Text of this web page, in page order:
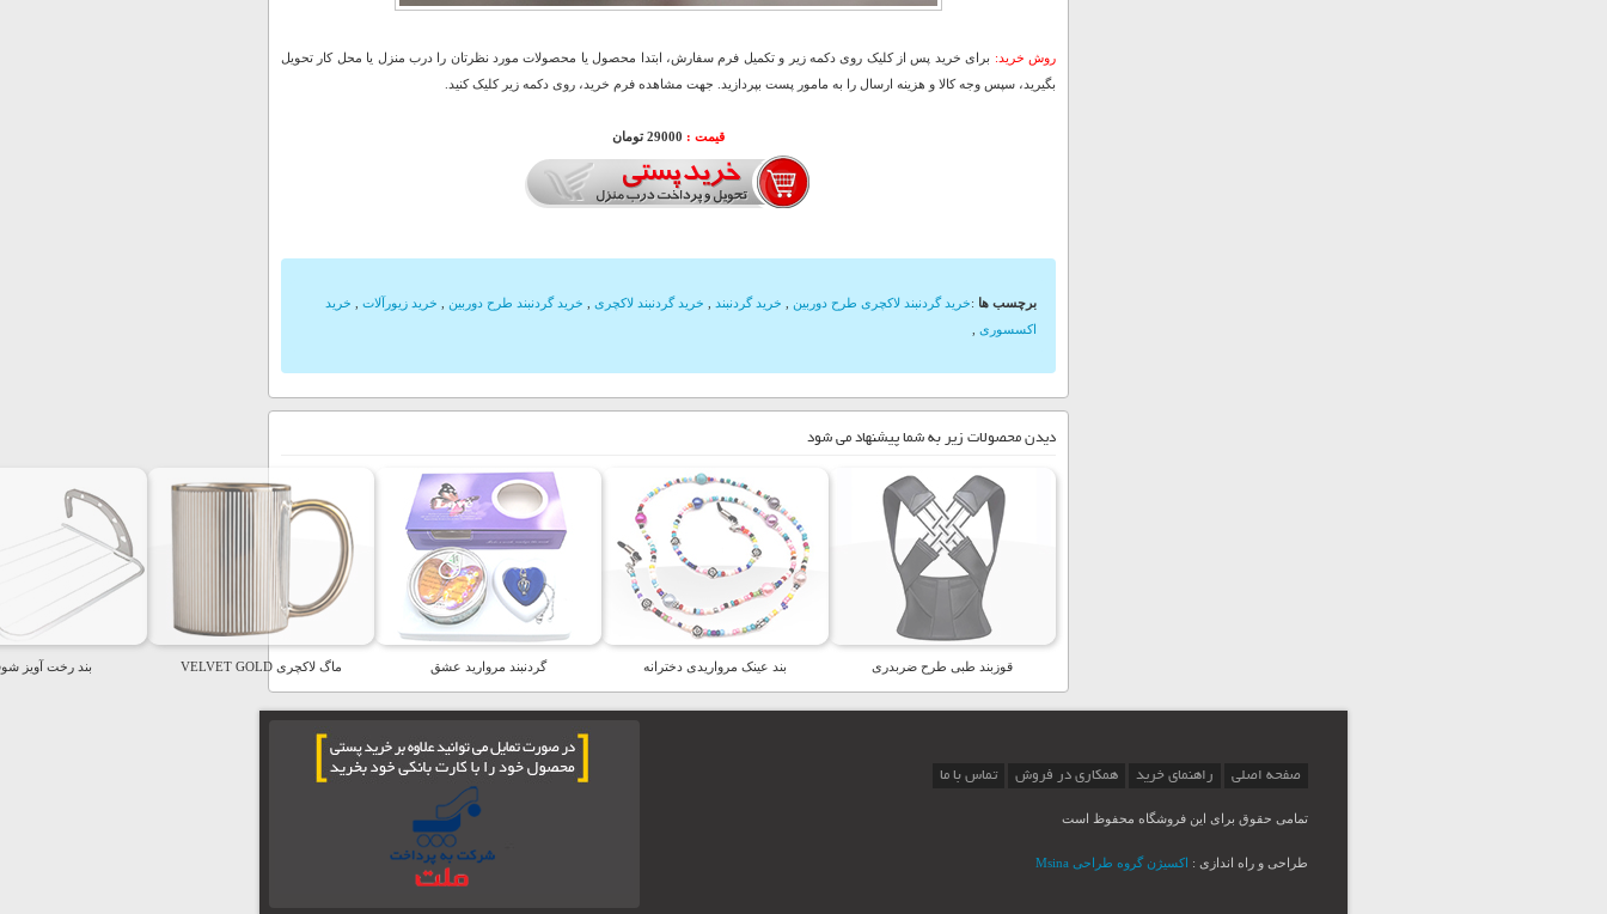
روش خرید: برای خرید پس از کلیک روی دکمه زیر و تکمیل فرم سفارش، ابتدا محصول یا محصولات مورد نظرتان را درب منزل یا محل کار تحویل
بگیرید، سپس وجه کالا و هزینه ارسال را به مامور پست بپردازید. جهت مشاهده فرم خرید، روی دکمه زیر کلیک کنید.
قیمت : 29000 تومان
برچسب ها :خرید گردنبند لاکچری طرح دوربین خرید گردنبند خرید گردنبند لاکچری خرید گردنبند طرح دوربین خرید زیورآلات
خرید
اکسسوری
دیدن محصولات زیر به شما پیشنهاد می شود
قوزبند طبی طرح ضربدری بند عینک مرواریدی دخترانه گردنبند مروارید عشق ماگ لاکچری VELVET GOLD بند رخت آویز
صفحه اصلی راهنمای خرید همکاری در فروش تماس با ما
تمامی حقوق برای این فروشگاه محفوظ است
طراحی و راه اندازی : اکسیژن گروه طراحی Msina